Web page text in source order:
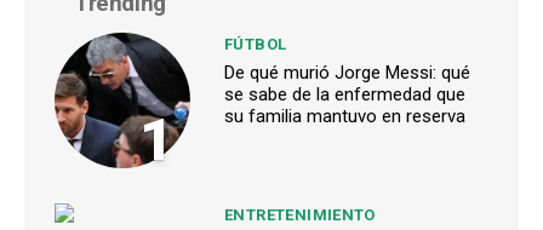
1
FÚTBOL
De qué murió Jorge Messi: qué
se sabe de la enfermedad que
su familia mantuvo en reserva
ENTRETENIMIENTO